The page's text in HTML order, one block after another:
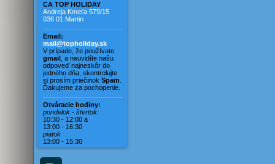
Vila Caroline
Vila Elena
Vila Frederica
Vila Jantár
Vila Karin
Vila Magdaléna
Vila Mara
Vila Mušľa
Vila Nerona
Vila Rosina
Vila Viera
Vila Vivien
CA TOP HOLIDAY
Andreja Kmeťa 579/15
036 01 Martin
Email:
mail@topholiday.sk
V prípade, že používate
gmail , a neuvidíte našu
odpoveď najneskôr do
jedného dňa, skontrolujte
si prosím priečinok Spam
Ďakujeme za pochopenie.
Otváracie hodiny:
pondelok - štvrtok:
10:30 - 12:00 a
13:00 - 16:30
piatok
13:00 - 15:30